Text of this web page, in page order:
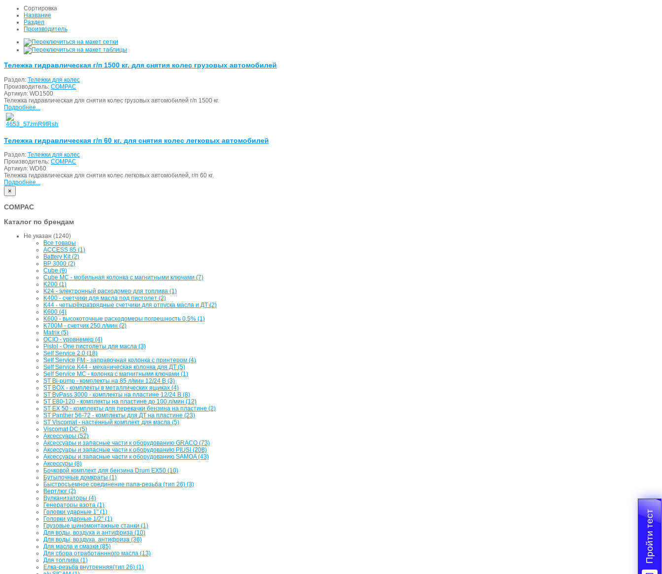
Сортировка
Название
Раздел
Производитель
Тележка гидравлическая г/п 1500 кг. для снятия колес грузовых автомобилей
Раздел: Тележки для колес
Производитель: COMPAC
Артикул: WD1500
Тележка гидравлическая для снятия колес грузовых автомобилей г/п 1500 кг.
Подробнее...
Тележка гидравлическая г/п 60 кг. для снятия колес легковых автомобилей
Раздел: Тележки для колес
Производитель: COMPAC
Артикул: WD60
Тележка гидравлическая для снятия колес легковых автомобилей, г/п 60 кг.
Подробнее...
×
COMPAC
Каталог по брендам
Не указан (1240)
Все товары
ACCESS 85 (1)
Battery Kit (2)
BP 3000 (2)
Cube (9)
Cube MC - мобильная колонка с магнитными ключами (7)
K200 (1)
K24 - электронный расходомер для топлива (1)
K400 - счетчики для масла под пистолет (2)
K44 - четырёхразрядные счетчики для отпуска масла и ДТ (2)
K600 (4)
K600 - высокоточные расходомеры погрешность 0,5% (1)
K700M - счетчик 250 л/мин (2)
Matrix (5)
OCIO - уровнемер (4)
Pistol - One пистолеты для масла (3)
Self Service 2.0 (18)
Self Service FM - заправочная колонка с принтером (4)
Self Service K44 - механическая колонка для ДТ (5)
Self Service MC - колонка с магнитными ключами (1)
ST Bi-pump - комплекты на 85 л/мин 12/24 В (3)
ST BOX - комплекты в металлических ящиках (4)
ST ByPass 3000 - комплекты на пластине 12/24 В (8)
ST E80-120 - комплекты на пластине до 100 л/мин (12)
ST EX 50 - комплекты для перекачки бензина на пластине (2)
ST Panther 56-72 - комплекты для ДТ на пластине (23)
ST Viscomat - настенный комплект для масла (5)
Viscomat DC (5)
Аксессуары (52)
Аксессуары и запасные части к оборудованию GRACO (73)
Аксессуары и запасные части к оборудованию PIUSI (208)
Аксессуары и запасные части к оборудованию SAMOA (43)
Аксессуры (8)
Бочковой комплект для бензина Drum EX50 (10)
Бутылочные домкраты (1)
Быстросъемное соединение папа-резьба (тип 26) (3)
Вертлюг (2)
Вулканизаторы (4)
Генераторы азота (1)
Головки ударные 1" (1)
Головки ударные 1/2" (1)
Грузовые шиномонтажные станки (1)
Для воды, воздуха и антифриза (10)
Для воды, воздуха, антифриза (36)
Для масла и смазки (85)
Для сбора отработаннного масла (13)
Для топлива (1)
Елка-резьба внутренняя(тип 26) (1)
Пройти тест